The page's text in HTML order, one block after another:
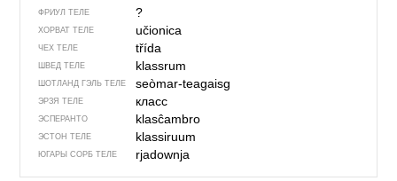
ФРИУЛ ТЕЛЕ ?
ХОРВАТ ТЕЛЕ učionica
ЧЕХ ТЕЛЕ třída
ШВЕД ТЕЛЕ klassrum
ШОТЛАНД ГЭЛЬ ТЕЛЕ seòmar-teagaisg
ЭРЗЯ ТЕЛЕ класс
ЭСПЕРАНТО klasĉambro
ЭСТОН ТЕЛЕ klassiruum
ЮГАРЫ СОРБ ТЕЛЕ rjadownja